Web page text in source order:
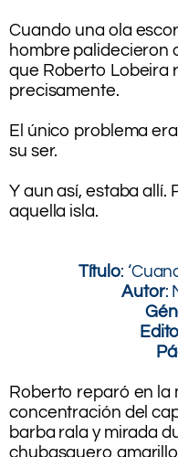
Cuando una ola
hombre palidecieron
que Roberto Lobeira
precisamente.
El único problema
su ser.
Y aun así, estaba allí.
aquella isla.
Título:
Autor:
Roberto reparó en la
concentración del
barba rala y mirada
chubasquero